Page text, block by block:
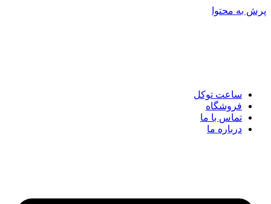
پرش به محتوا
ساعت توکل
فروشگاه
تماس با ما
درباره ما